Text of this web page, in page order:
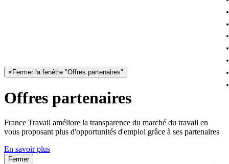
× Fermer la fenêtre "Offres partenaires"
Offres partenaires
France Travail améliore la transparence du marché du travail en
vous proposant plus d'opportunités d'emploi grâce à ses partenaires
En savoir plus
Fermer